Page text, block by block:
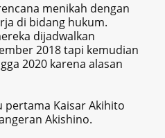
menikah dengan
di bidang hukum.
dijadwalkan
2018 tapi kemudian
2020 karena alasan
pertama Kaisar Akihito
Akishino.